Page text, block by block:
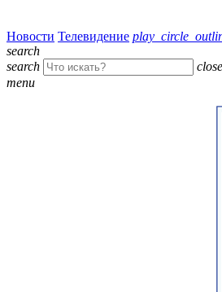
Новости Телевидение
search
search
close
menu